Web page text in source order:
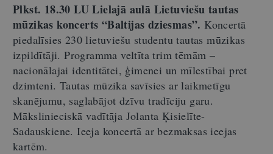
Plkst. 18.30 LU Lielajā aulā Lietuviešu tautas
mūzikas koncerts “Baltijas dziesmas”. Koncertā
piedalīsies 230 lietuviešu studentu tautas mūzikas
izpildītāji. Programma veltīta trim tēmām –
nacionālajai identitātei, ģimenei un mīlestībai pret
dzimteni. Tautas mūzika savīsies ar laikmetīgu
skanējumu, saglabājot dzīvu tradīciju garu.
Mākslinieciskā vadītāja Jolanta Ķisielīte-
Sadauskiene. Ieeja koncertā ar bezmaksas ieejas
kartēm.